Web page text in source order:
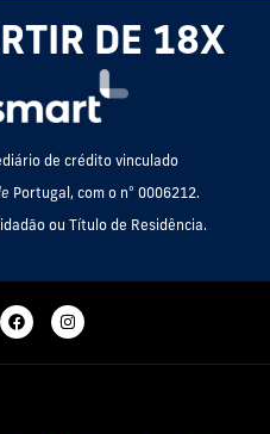
DE 18X
de crédito vinculado
Portugal, com o nº 0006212.
ou Título de Residência.